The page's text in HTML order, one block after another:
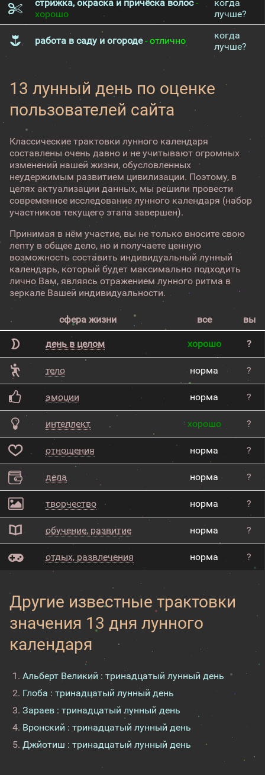
стрижка, окраска и причёска волос-
хорошо
когда
лучше?
работа в саду и огороде- отлично
когда
лучше?
13 лунный день по оценке
пользователей сайта
Классические трактовки лунного календаря
составлены очень давно и не учитывают огромных
изменений нашей жизни, обусловленных
неудержимым развитием цивилизации. Поэтому, в
целях актуализации данных, мы решили провести
современное исследование лунного календаря (набор
участников текущего этапа завершен).
Принимая в нём участие, вы не только вносите свою
лепту в общее дело, но и получаете ценную
возможность составить индивидуальный лунный
календарь, который будет максимально подходить
лично Вам, являясь отражением лунного ритма в
зеркале Вашей индивидуальности.
сфера жизни все вы
день в целом хорошо ?
тело норма ?
эмоции норма ?
интеллект хорошо ?
отношения норма ?
дела норма ?
творчество норма ?
обучение, развитие норма ?
отдых, развлечения норма ?
Другие известные трактовки
значения 13 дня лунного
календаря
Альберт Великий : тринадцатый лунный день
Глоба : тринадцатый лунный день
Зараев : тринадцатый лунный день
Вронский : тринадцатый лунный день
Джйотиш : тринадцатый лунный день